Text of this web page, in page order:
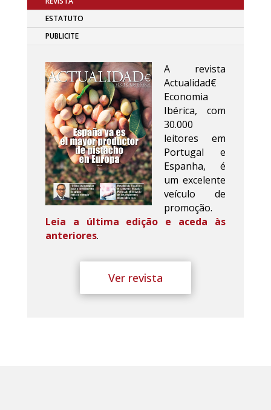
ESTATUTO
PUBLICITE
A revista
Actualidad€
Economia
Ibérica, com
30.000
leitores em
Portugal e
Espanha, é
um excelente
veículo de
promoção.
Leia a última edição e aceda às
anteriores.
Ver revista